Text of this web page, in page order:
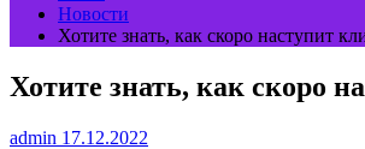
Новости
Хотите знать, как скоро наступит
Хотите знать, как скоро
admin 17.12.2022